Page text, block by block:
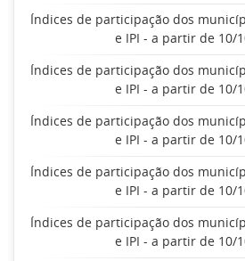
Índices de participação dos
e IPI - a partir de 10/
Índices de participação dos
e IPI - a partir de 10/
Índices de participação dos
e IPI - a partir de 10/
Índices de participação dos
e IPI - a partir de 10/
Índices de participação dos
e IPI - a partir de 10/